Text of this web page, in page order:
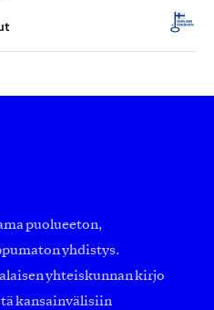
puolueeton,
yhdistys.
yhteiskunnan kirjo
kansainvälisiin